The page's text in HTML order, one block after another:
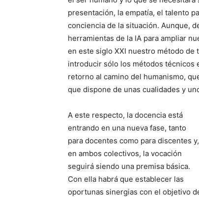
presentación, la empatía, el talento
conciencia de la situación. Aunque,
herramientas de la IA para ampliar
en este siglo XXI nuestro método de
introducir sólo los métodos técnicos
retorno al camino del humanismo,
que dispone de unas cualidades y
A este respecto, la docencia está
entrando en una nueva fase, tanto
para docentes como para discentes y,
en ambos colectivos, la vocación
seguirá siendo una premisa básica.
Con ella habrá que establecer las
oportunas sinergias con el objetivo